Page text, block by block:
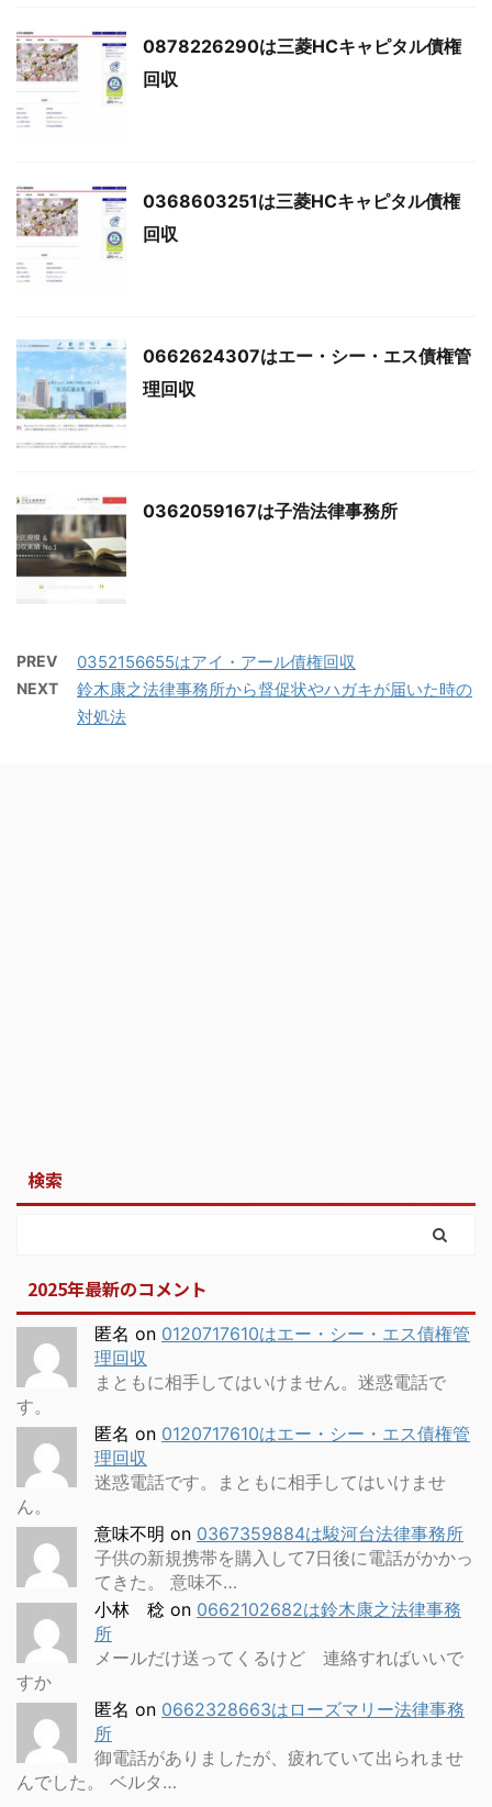
0878226290は三菱HCキャピタル債権
回収
0368603251は三菱HCキャピタル債権
回収
0662624307はエー・シー・エス債権管
理回収
0362059167は子浩法律事務所
PREV 0352156655はアイ・アール債権回収
NEXT
鈴木康之法律事務所から督促状やハガキが届いた時の
対処法
検索
2025年最新のコメント
匿名 on 0120717610はエー・シー・エス債権管
理回収
まともに相手してはいけません。迷惑電話で
す。
匿名 on 0120717610はエー・シー・エス債権管
理回収
迷惑電話です。まともに相手してはいけませ
ん。
意味不明 on 0367359884は駿河台法律事務所
子供の新規携帯を購入して7日後に電話がかかっ
てきた。 意味不…
小林 稔 on 0662102682は鈴木康之法律事務
所
メールだけ送ってくるけど 連絡すればいいで
すか
匿名 on 0662328663はローズマリー法律事務
所
御電話がありましたが、疲れていて出られませ
んでした。 ベルタ…